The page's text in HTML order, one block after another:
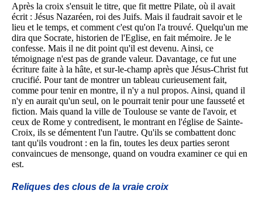
Après la croix s'ensuit le titre, que fit mettre Pilate, où il avait
écrit : Jésus Nazaréen, roi des Juifs. Mais il faudrait savoir et le
lieu et le temps, et comment c'est qu'on l'a trouvé. Quelqu'un me
dira que Socrate, historien de l'Eglise, en fait mémoire. Je le
confesse. Mais il ne dit point qu'il est devenu. Ainsi, ce
témoignage n'est pas de grande valeur. Davantage, ce fut une
écriture faite à la hâte, et sur-le-champ après que Jésus-Christ fut
crucifié. Pour tant de montrer un tableau curieusement fait,
comme pour tenir en montre, il n'y a nul propos. Ainsi, quand il
n'y en aurait qu'un seul, on le pourrait tenir pour une fausseté et
fiction. Mais quand la ville de Toulouse se vante de l'avoir, et
ceux de Rome y contredisent, le montrant en l'église de Sainte-
Croix, ils se démentent l'un l'autre. Qu'ils se combattent donc
tant qu'ils voudront : en la fin, toutes les deux parties seront
convaincues de mensonge, quand on voudra examiner ce qui en
est.
Reliques des clous de la vraie croix